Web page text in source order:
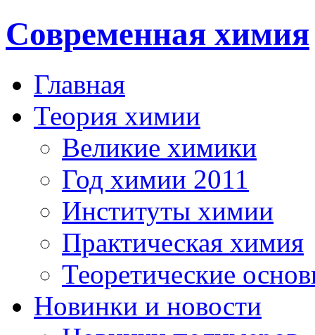
Современная химия
Главная
Теория химии
Великие химики
Год химии 2011
Институты химии
Практическая химия
Теоретические
Новинки и новости